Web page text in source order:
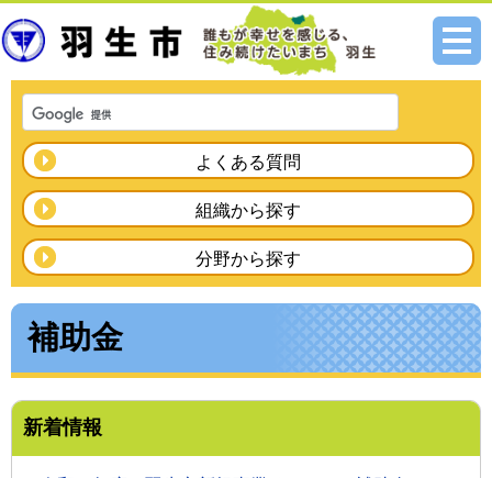
メニ
よくある質問
組織から探す
分野から探す
補助金
新着情報